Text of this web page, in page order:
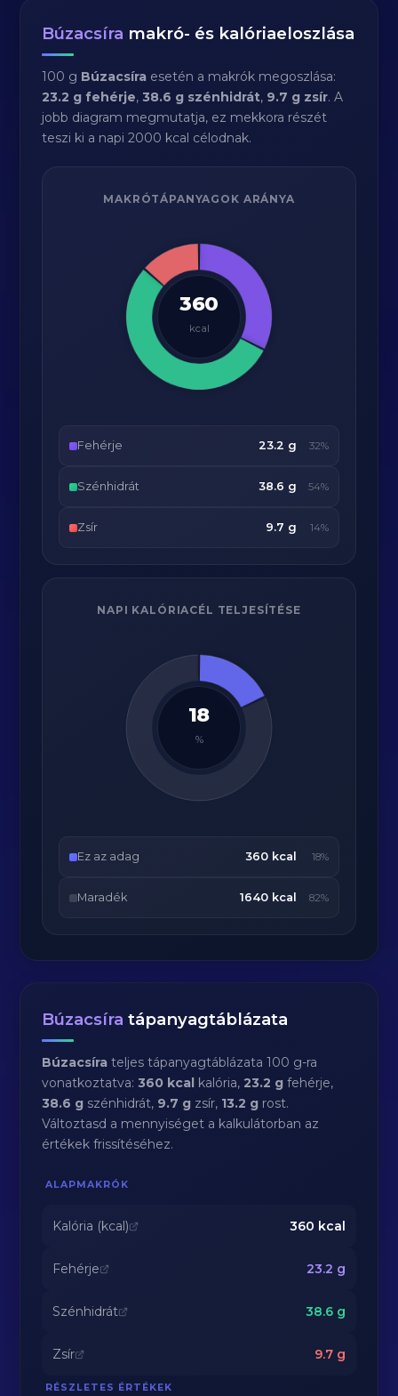
Búzacsíra makró- és kalóriaeloszlása
100 g Búzacsíra esetén a makrók megoszlása:
23.2 g fehérje,38.6 g szénhidrát, 9.7 g zsír. A
jobb diagram megmutatja, ez mekkora részét
teszi ki a napi 2000 kcal célodnak.
MAKRÓTÁPANYAGOK ARÁNYA
360
kcal
Fehérje 23.2 g 32%
Szénhidrát 38.6 g 54%
Zsír 9.7 g 14%
NAPI KALÓRIACÉL TELJESÍTÉSE
18
%
Ez az adag 360 kcal 18%
Maradék 1640 kcal 82%
Búzacsíra tápanyagtáblázata
Búzacsíra teljes tápanyagtáblázata 100 g-ra
vonatkoztatva:360 kcal kalória,23.2 g fehérje,
38.6 g szénhidrát, 9.7 g zsír, 13.2 g rost.
Változtasd a mennyiséget a kalkulátorban az
értékek frissítéséhez.
ALAPMAKRÓK
Kalória (kcal) 360 kcal
Fehérje 23.2 g
Szénhidrát 38.6g
Zsír 9.7g
RÉSZLETES ÉRTÉKEK